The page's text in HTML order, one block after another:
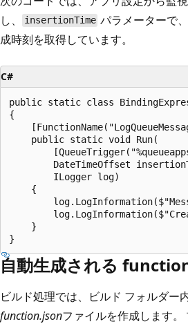
し、
insertionTime パラメーターで
成時刻を取得しています。
C#
public static class
{
    public static void Run(
DateTimeOffset
        ILogger log)
    {
    }
自動生成される
ビルド処理では、ビルド フォルダー
function.jsonファイルを作成します